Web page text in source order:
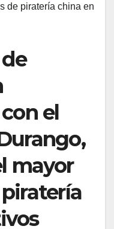
de piratería china en
el
mayor